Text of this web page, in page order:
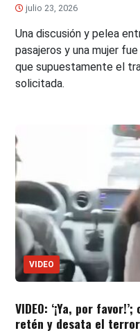
julio 23, 2026
Una discusión y pelea
pasajeros y una mujer
que supuestamente el
solicitada.
VIDEO
VIDEO: ‘¡Ya, por
retén y desata el